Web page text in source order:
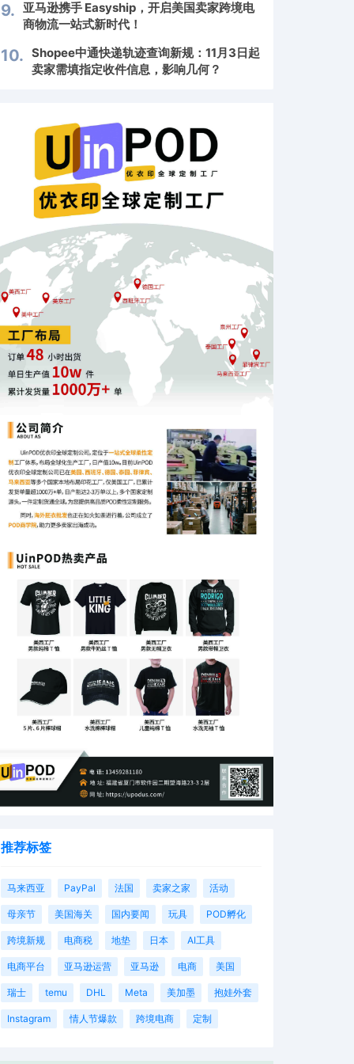
9. 亚马逊携手 Easyship，开启美国卖家跨境电
商物流一站式新时代！
10. Shopee中通快递轨迹查询新规：11月3日起
卖家需填指定收件信息，影响几何？
推荐标签
马来西亚 PayPal 法国 卖家之家 活动
母亲节 美国海关 国内要闻 玩具 POD孵化
跨境新规 电商税 地垫 日本 AI工具
电商平台 亚马逊运营 亚马逊 电商 美国
瑞士 temu DHL Meta 美加墨 抱娃外套
Instagram 情人节爆款 跨境电商 定制